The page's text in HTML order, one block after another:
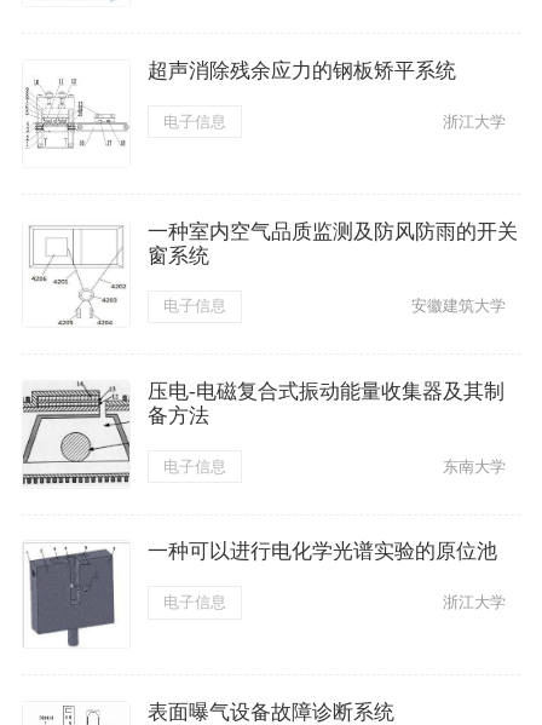
超声消除残余应力的钢板矫平系统
电子信息 浙江大学
一种室内空气品质监测及防风防雨的开关
窗系统
电子信息 安徽建筑大学
压电-电磁复合式振动能量收集器及其制
备方法
电子信息 东南大学
一种可以进行电化学光谱实验的原位池
电子信息 浙江大学
表面曝气设备故障诊断系统